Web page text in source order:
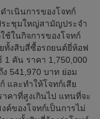
ำเนินการของโจทก์
ระชุมใหญ่สามัญประจำ
ช้ในกิจการของโจทก์
ทั้งสิบสี่ซื้อรถยนต์ยี่ห้อฟ
1 คัน ราคา 1,750,000
541,970 บาท ย่อม
และทำให้โจทก์เสีย
คาที่สูงเกินไป แทนที่จะ
ค์ของโจทก์เป็นการไม่